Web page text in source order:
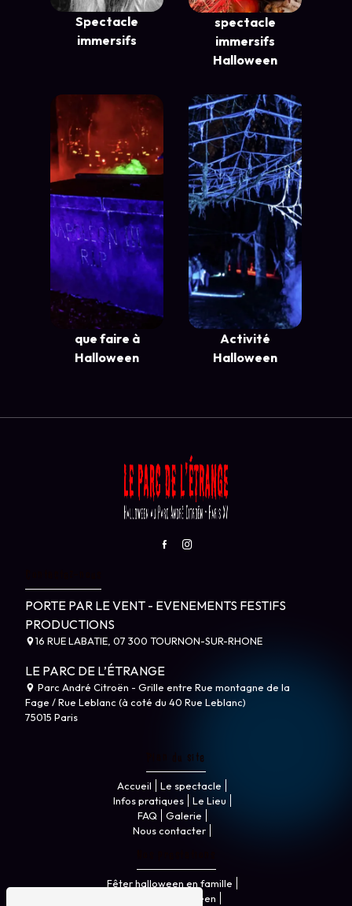
Spectacle
immersifs
spectacle
immersifs
Halloween
que faire à
Halloween
Activité
Halloween
PORTE PAR LE VENT - EVENEMENTS FESTIFS
PRODUCTIONS
16 RUE LABATIE, 07 300 TOURNON-SUR-RHONE
LE PARC DE L’ÉTRANGE
Parc André Citroën - Grille entre Rue montagne de la
Fage / Rue Leblanc (à coté du 40 Rue Leblanc)
75015 Paris
Plan du site
Accueil
Le spectacle
Infos pratiques
Le Lieu
FAQ
Galerie
Nous contacter
Fêter halloween en famille
Parcours halloween